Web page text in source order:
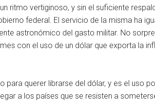
ritmo vertiginoso, y sin el suficiente
federal. El servicio de la misma ha
astronómico del gasto militar. No
con el uso de un dólar que exporta la
para querer librarse del dólar, y es el uso
a los países que se resisten a